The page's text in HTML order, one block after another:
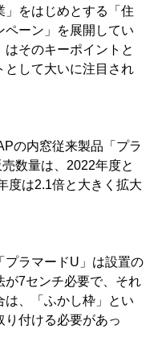
」をはじめとする「住
ペーン」を展開してい
はそのキーポイントと
として大いに注目され
の内窓従来製品「プラ
数量は、2022年度と
度は2.1倍と大きく拡大
ラマードU」は設置の
が7センチ必要で、それ
は、「ふかし枠」とい
り付ける必要があっ